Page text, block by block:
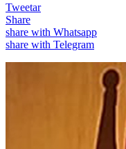
Tweetar
Share
share with Whatsapp
share with Telegram